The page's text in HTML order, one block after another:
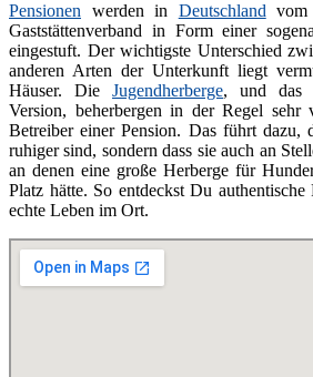
Pensionen werden in Deutschlandvom
Gaststättenverband in Form einer
eingestuft. Der wichtigste Unterschied
anderen Arten der Unterkunft liegt
Häuser. Die Jugendherberge, und das
Version, beherbergen in der Regel sehr
Betreiber einer Pension. Das führt dazu,
ruhiger sind, sondern dass sie auch an
an denen eine große Herberge für
Platz hätte. So entdeckst Du
echte Leben im Ort.